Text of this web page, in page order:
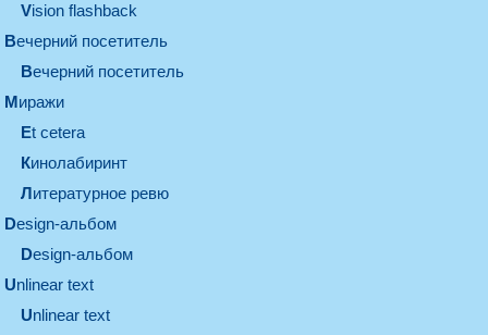
Vision flashback
вечерний посетитель
вечерний посетитель
миражи
et cetera
кинолабиринт
литературное ревю
design-альбом
design-альбом
unlinear text
Unlinear text